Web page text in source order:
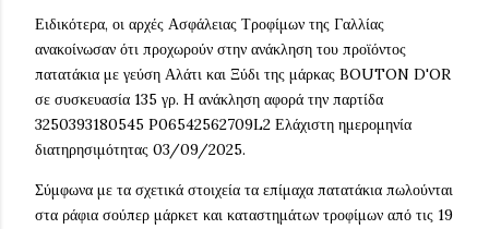
Ειδικότερα, οι αρχές Ασφάλειας Τροφίμων της Γαλλίας
ανακοίνωσαν ότι προχωρούν στην ανάκληση του προϊόντος
πατατάκια με γεύση Αλάτι και Ξύδι της μάρκας BOUTON D'OR
σε συσκευασία 135 γρ. Η ανάκληση αφορά την παρτίδα
3250393180545 P06542562709L2 Ελάχιστη ημερομηνία
διατηρησιμότητας 03/09/2025.
Σύμφωνα με τα σχετικά στοιχεία τα επίμαχα πατατάκια πωλούνται
στα ράφια σούπερ μάρκετ και καταστημάτων τροφίμων από τις 19